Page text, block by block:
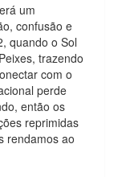
um
confusão e
quando o Sol
trazendo
com o
perde
então os
reprimidas
rendamos ao